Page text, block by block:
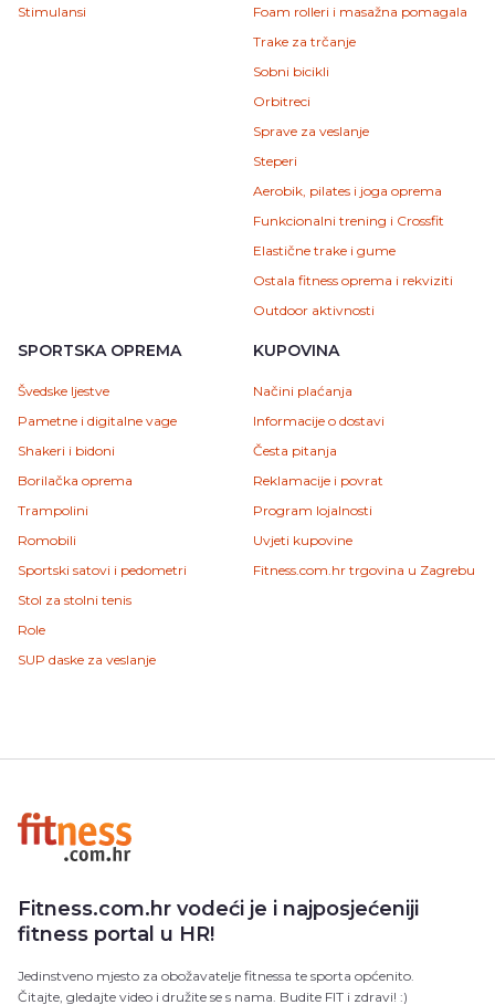
Stimulansi
Foam rolleri i masažna pomagala
Trake za trčanje
Sobni bicikli
Orbitreci
Sprave za veslanje
Steperi
Aerobik, pilates i joga oprema
Funkcionalni trening i Crossfit
Elastične trake i gume
Ostala fitness oprema i rekviziti
Outdoor aktivnosti
SPORTSKA OPREMA
Švedske ljestve
Pametne i digitalne vage
Shakeri i bidoni
Borilačka oprema
Trampolini
Romobili
Sportski satovi i pedometri
Stol za stolni tenis
Role
SUP daske za veslanje
KUPOVINA
Načini plaćanja
Informacije o dostavi
Česta pitanja
Reklamacije i povrat
Program lojalnosti
Uvjeti kupovine
Fitness.com.hr trgovina u Zagrebu
Fitness.com.hr vodeći je i najposjećeniji
fitness portal u HR!
Jedinstveno mjesto za obožavatelje fitnessa te sporta općenito.
Čitajte, gledajte video i družite se s nama. Budite FIT i zdravi! :)